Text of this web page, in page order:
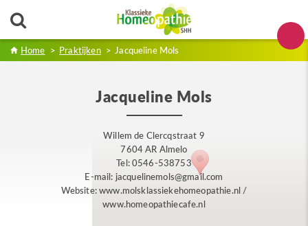
Home > Praktijken > Jacqueline Mols
Jacqueline Mols
Willem de Clercqstraat 9
7604 AR Almelo
Tel: 0546-538753
E-mail: jacquelinemols@gmail.com
Website: www.molsklassiekehomeopathie.nl /
www.homeopathiecafe.nl